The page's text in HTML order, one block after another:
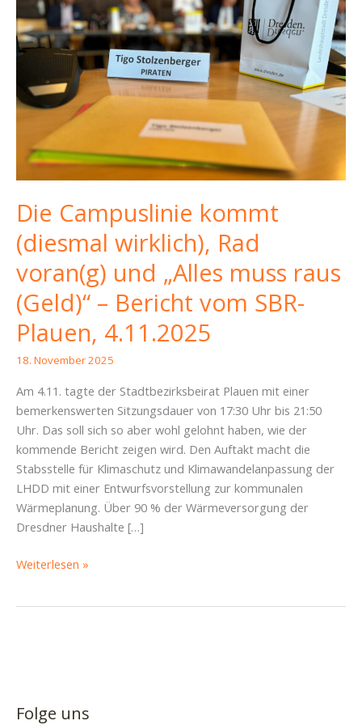
Die Campuslinie kommt
(diesmal wirklich), Rad
voran(g) und „Alles muss raus
(Geld)“ – Bericht vom SBR-
Plauen, 4.11.2025
18. November 2025
Am 4.11. tagte der Stadtbezirksbeirat Plauen mit einer
bemerkenswerten Sitzungsdauer von 17:30 Uhr bis 21:50
Uhr. Das soll sich so aber wohl gelohnt haben, wie der
kommende Bericht zeigen wird. Den Auftakt macht die
Stabsstelle für Klimaschutz und Klimawandelanpassung der
LHDD mit einer Entwurfsvorstellung zur kommunalen
Wärmeplanung. Über 90 % der Wärmeversorgung der
Dresdner Haushalte […]
Die
„Alles
Weiterlesen »
Folge uns